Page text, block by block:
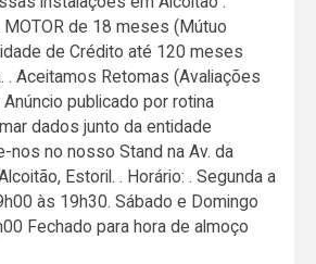
MOTOR de 18 meses (Mútuo
de Crédito até 120 meses
. Aceitamos Retomas (Avaliações
publicado por rotina
dados junto da entidade
nos no nosso Stand na Av. da
Estoril. . Horário: . Segunda a
às 19h30. Sábado e Domingo
Fechado para hora de almoço